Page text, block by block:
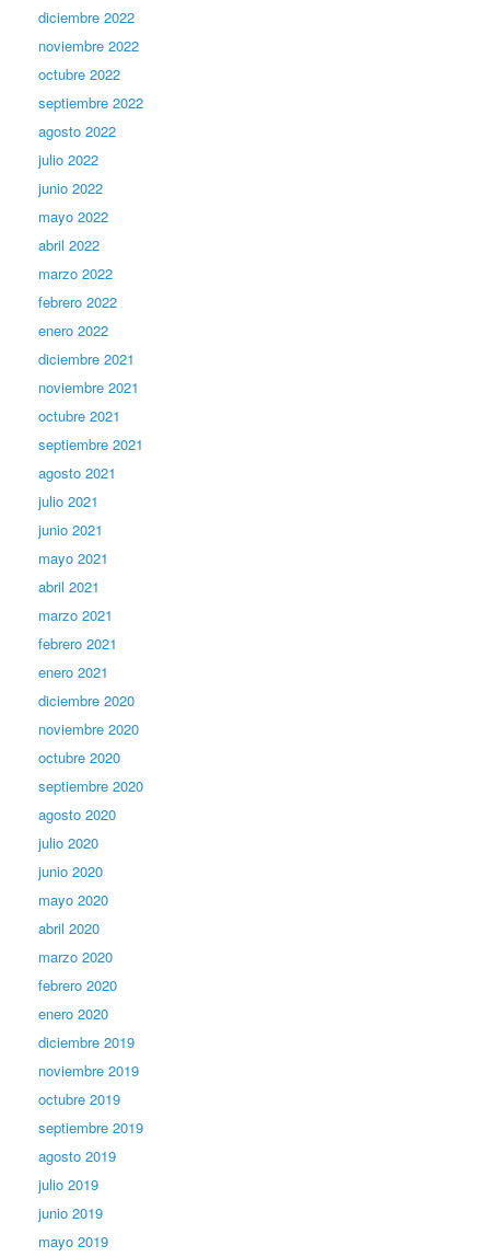
diciembre 2022
noviembre 2022
octubre 2022
septiembre 2022
agosto 2022
julio 2022
junio 2022
mayo 2022
abril 2022
marzo 2022
febrero 2022
enero 2022
diciembre 2021
noviembre 2021
octubre 2021
septiembre 2021
agosto 2021
julio 2021
junio 2021
mayo 2021
abril 2021
marzo 2021
febrero 2021
enero 2021
diciembre 2020
noviembre 2020
octubre 2020
septiembre 2020
agosto 2020
julio 2020
junio 2020
mayo 2020
abril 2020
marzo 2020
febrero 2020
enero 2020
diciembre 2019
noviembre 2019
octubre 2019
septiembre 2019
agosto 2019
julio 2019
junio 2019
mayo 2019